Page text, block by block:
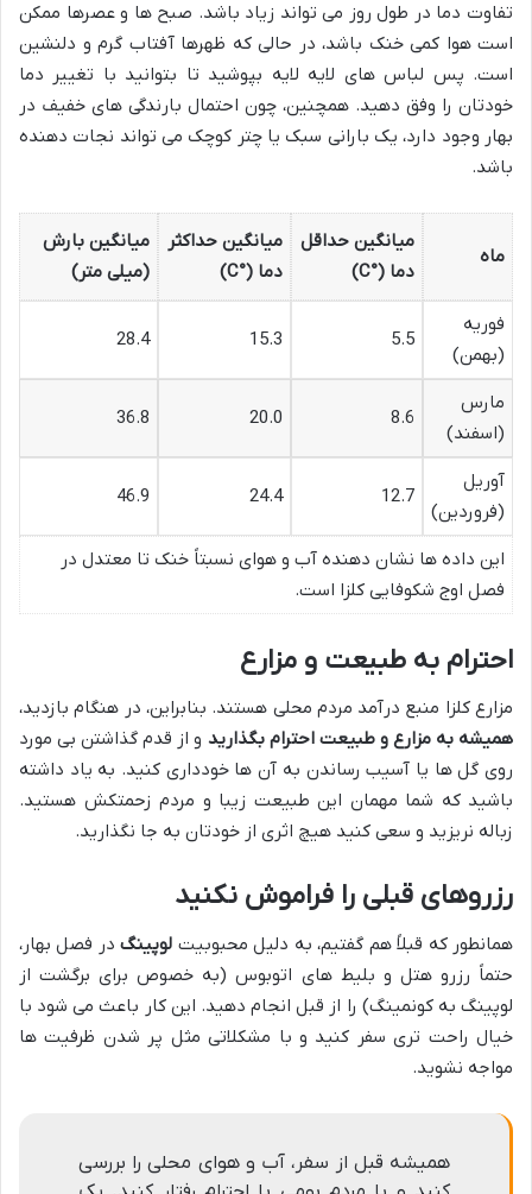
تفاوت دما در طول روز می تواند زیاد باشد. صبح ها و عصرها ممکن
است هوا کمی خنک باشد، در حالی که ظهرها آفتاب گرم و دلنشین
است. پس لباس های لایه لایه بپوشید تا بتوانید با تغییر دما
خودتان را وفق دهید. همچنین، چون احتمال بارندگی های خفیف در
بهار وجود دارد، یک بارانی سبک یا چتر کوچک می تواند نجات دهنده
باشد.
ماه
میانگین حداقل
دما (°C)
میانگین حداکثر
دما (°C)
میانگین بارش
(میلی متر)
فوریه
(بهمن)
5.5
15.3
28.4
مارس
(اسفند)
8.6
20.0
36.8
آوریل
(فروردین)
12.7
24.4
46.9
این داده ها نشان دهنده آب و هوای نسبتاً خنک تا معتدل در
فصل اوج شکوفایی کلزا است.
احترام به طبیعت و مزارع
مزارع کلزا منبع درآمد مردم محلی هستند. بنابراین، در هنگام بازدید،
همیشه به مزارع و طبیعت احترام بگذارید و از قدم گذاشتن بی مورد
روی گل ها یا آسیب رساندن به آن ها خودداری کنید. به یاد داشته
باشید که شما مهمان این طبیعت زیبا و مردم زحمتکش هستید.
زباله نریزید و سعی کنید هیچ اثری از خودتان به جا نگذارید.
رزروهای قبلی را فراموش نکنید
همانطور که قبلاً هم گفتیم، به دلیل محبوبیت لوپینگدر فصل بهار،
حتماً رزرو هتل و بلیط های اتوبوس (به خصوص برای برگشت از
لوپینگ به کونمینگ) را از قبل انجام دهید. این کار باعث می شود با
خیال راحت تری سفر کنید و با مشکلاتی مثل پر شدن ظرفیت ها
مواجه نشوید.
همیشه قبل از سفر، آب و هوای محلی را بررسی